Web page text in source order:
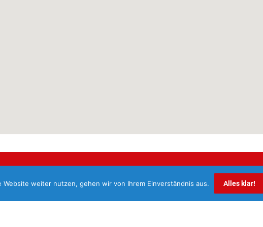
Lasertechnik| Dornenbreite 18a | 32549 Bad Oeynhausen |TEL:
Website weiter nutzen, gehen wir von Ihrem Einverständnis aus. Alles klar!